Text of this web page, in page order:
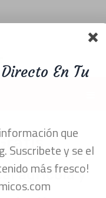
agrícola y
En Tu
que
Suscribete y se el
más fresco!